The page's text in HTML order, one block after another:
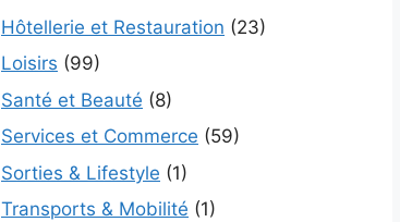
Hôtellerie et Restauration (23)
Loisirs (99)
Santé et Beauté (8)
Services et Commerce (59)
Sorties & Lifestyle (1)
Transports & Mobilité (1)